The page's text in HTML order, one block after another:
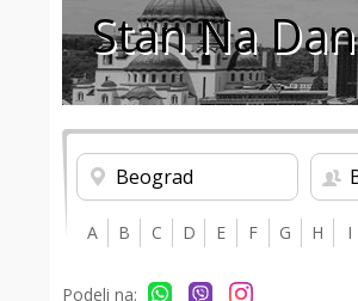
Stan Na
Beograd
A B C D E F G H I
Podeli na: